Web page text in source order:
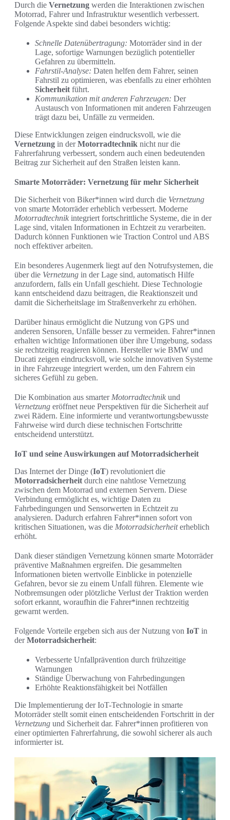
Durch die Vernetzung werden die Interaktionen zwischen
Motorrad, Fahrer und Infrastruktur wesentlich verbessert.
Folgende Aspekte sind dabei besonders wichtig:
Schnelle Datenübertragung: Motorräder sind in der
Lage, sofortige Warnungen bezüglich potentieller
Gefahren zu übermitteln.
Fahrstil-Analyse: Daten helfen dem Fahrer, seinen
Fahrstil zu optimieren, was ebenfalls zu einer erhöhten
Sicherheit führt.
Kommunikation mit anderen Fahrzeugen: Der
Austausch von Informationen mit anderen Fahrzeugen
trägt dazu bei, Unfälle zu vermeiden.
Diese Entwicklungen zeigen eindrucksvoll, wie die
Vernetzung in derMotorradtechnik nicht nur die
Fahrerfahrung verbessert, sondern auch einen bedeutenden
Beitrag zur Sicherheit auf den Straßen leisten kann.
Smarte Motorräder: Vernetzung für mehr Sicherheit
Die Sicherheit von Biker*innen wird durch die Vernetzung
von smarte Motorräder erheblich verbessert. Moderne
Motorradtechnik integriert fortschrittliche Systeme, die in der
Lage sind, vitalen Informationen in Echtzeit zu verarbeiten.
Dadurch können Funktionen wie Traction Control und ABS
noch effektiver arbeiten.
Ein besonderes Augenmerk liegt auf den Notrufsystemen, die
über die Vernetzung in der Lage sind, automatisch Hilfe
anzufordern, falls ein Unfall geschieht. Diese Technologie
kann entscheidend dazu beitragen, die Reaktionszeit und
damit die Sicherheitslage im Straßenverkehr zu erhöhen.
Darüber hinaus ermöglicht die Nutzung von GPS und
anderen Sensoren, Unfälle besser zu vermeiden. Fahrer*innen
erhalten wichtige Informationen über ihre Umgebung, sodass
sie rechtzeitig reagieren können. Hersteller wie BMW und
Ducati zeigen eindrucksvoll, wie solche innovativen Systeme
in ihre Fahrzeuge integriert werden, um den Fahrern ein
sicheres Gefühl zu geben.
Die Kombination aus smarter Motorradtechnik und
Vernetzung eröffnet neue Perspektiven für die Sicherheit auf
zwei Rädern. Eine informierte und verantwortungsbewusste
Fahrweise wird durch diese technischen Fortschritte
entscheidend unterstützt.
IoT und seine Auswirkungen auf Motorradsicherheit
Das Internet der Dinge (IoT) revolutioniert die
Motorradsicherheit durch eine nahtlose Vernetzung
zwischen dem Motorrad und externen Servern. Diese
Verbindung ermöglicht es, wichtige Daten zu
Fahrbedingungen und Sensorwerten in Echtzeit zu
analysieren. Dadurch erfahren Fahrer*innen sofort von
kritischen Situationen, was die Motorradsicherheiterheblich
erhöht.
Dank dieser ständigen Vernetzung können smarte Motorräder
präventive Maßnahmen ergreifen. Die gesammelten
Informationen bieten wertvolle Einblicke in potenzielle
Gefahren, bevor sie zu einem Unfall führen. Elemente wie
Notbremsungen oder plötzliche Verlust der Traktion werden
sofort erkannt, woraufhin die Fahrer*innen rechtzeitig
gewarnt werden.
Folgende Vorteile ergeben sich aus der Nutzung von IoT in
derMotorradsicherheit:
Verbesserte Unfallprävention durch frühzeitige
Warnungen
Ständige Überwachung von Fahrbedingungen
Erhöhte Reaktionsfähigkeit bei Notfällen
Die Implementierung der IoT-Technologie in smarte
Motorräder stellt somit einen entscheidenden Fortschritt in der
Vernetzung und Sicherheit dar. Fahrer*innen profitieren von
einer optimierten Fahrerfahrung, die sowohl sicherer als auch
informierter ist.